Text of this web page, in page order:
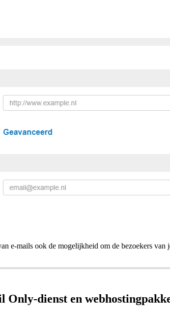
e-mails ook de mogelijkheid om de bezoekers
dienst en